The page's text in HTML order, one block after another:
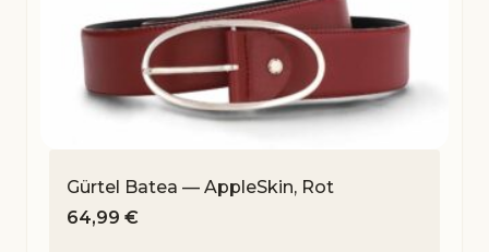
Gürtel Batea — AppleSkin, Rot
64,99 €